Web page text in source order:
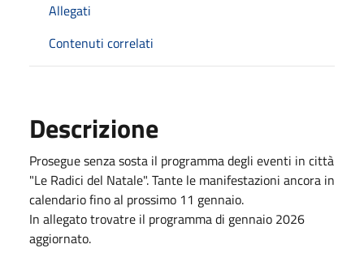
Allegati
Contenuti correlati
Descrizione
Prosegue senza sosta il programma degli eventi in città
"Le Radici del Natale". Tante le manifestazioni ancora in
calendario fino al prossimo 11 gennaio.
In allegato trovatre il programma di gennaio 2026
aggiornato.